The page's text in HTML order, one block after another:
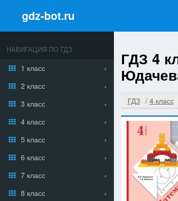
gdz-bot.ru
НАВИГАЦИЯ ПО ГДЗ
1 класс
2 класс
3 класс
4 класс
5 класс
6 класс
7 класс
8 класс
ГДЗ 4
ГДЗ 4 класс